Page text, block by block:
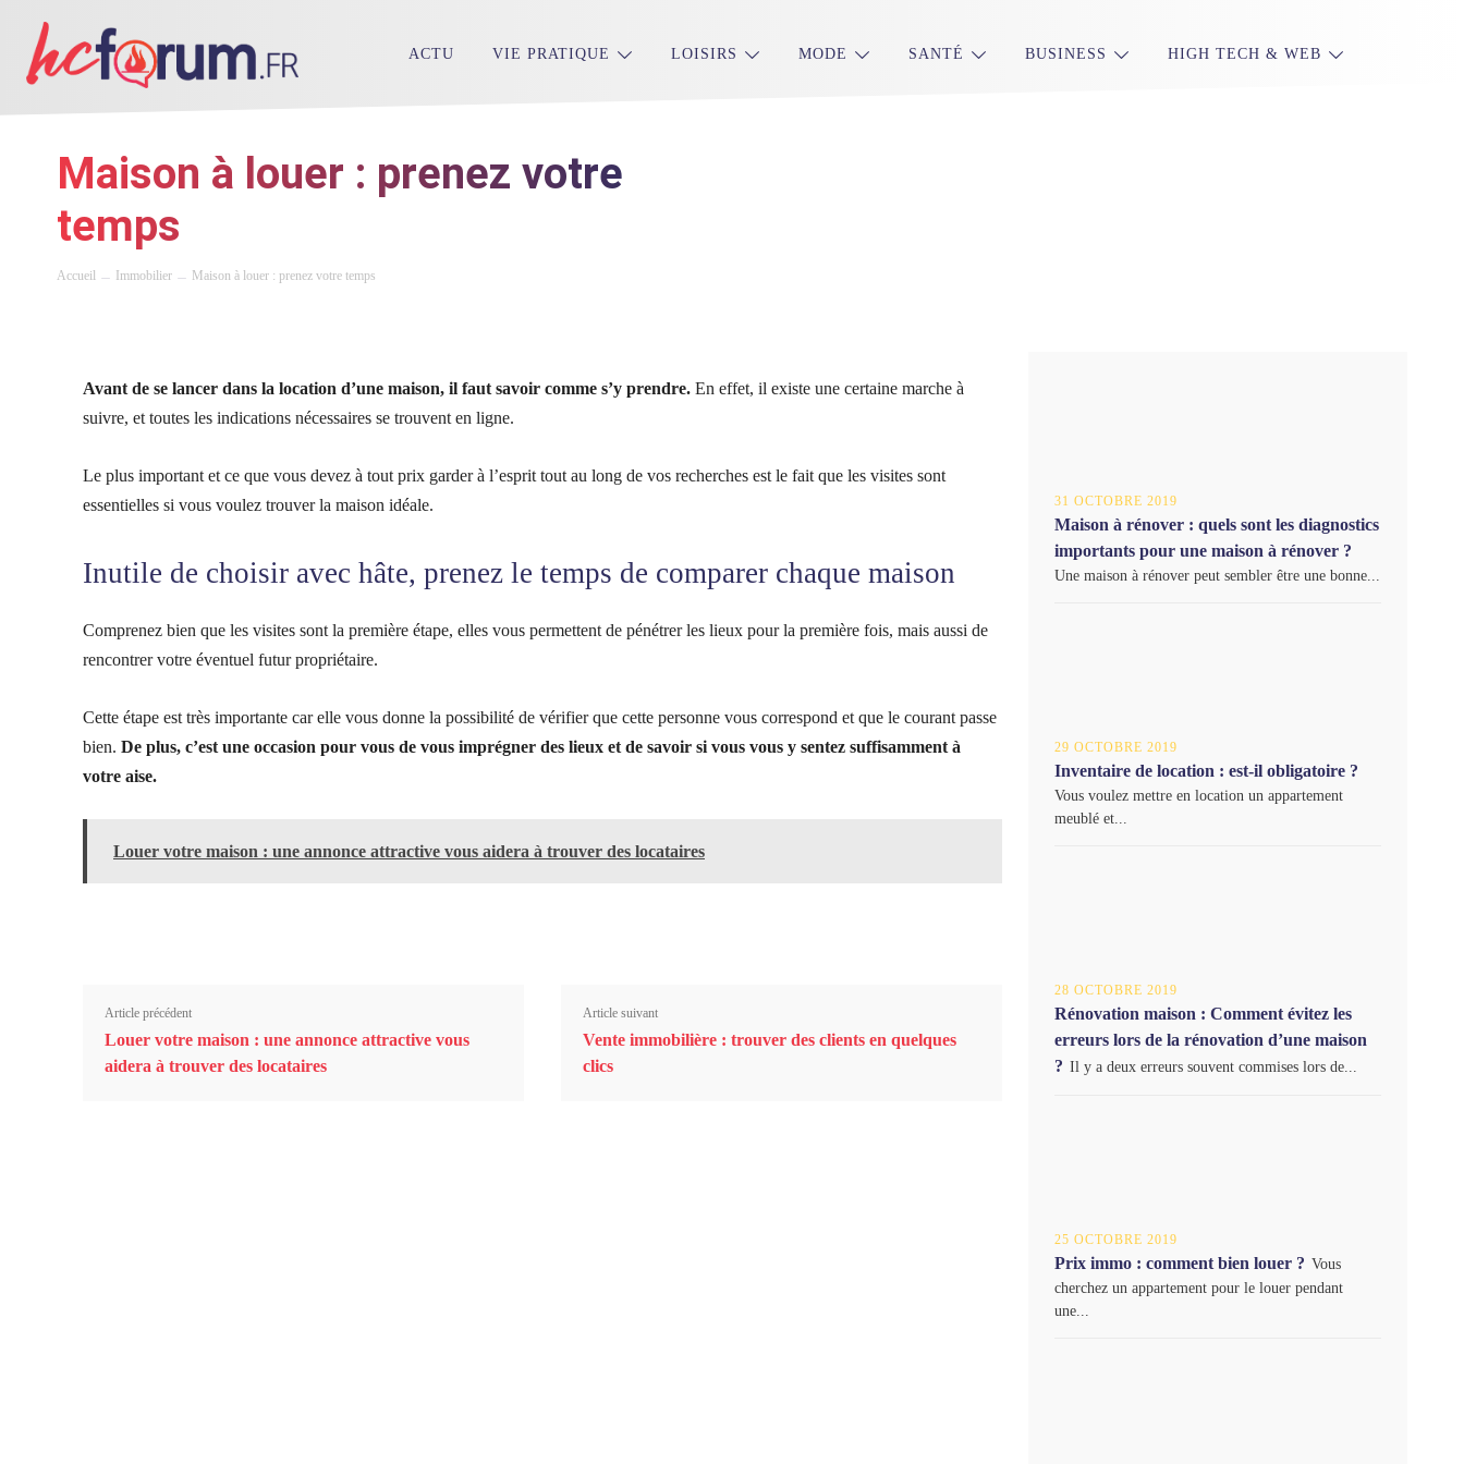
ACTU VIE PRATIQUE LOISIRS MODE SANTÉ BUSINESS HIGH TECH & WEB
Maison à louer : prenez votre
temps
Accueil Immobilier Maison à louer : prenez votre temps
Avant de se lancer dans la location d’une maison, il faut savoir comme s’y prendre. En effet, il existe une certaine marche à
suivre, et toutes les indications nécessaires se trouvent en ligne.
Le plus important et ce que vous devez à tout prix garder à l’esprit tout au long de vos recherches est le fait que les visites sont
essentielles si vous voulez trouver la maison idéale.
Inutile de choisir avec hâte, prenez le temps de comparer chaque maison
Comprenez bien que les visites sont la première étape, elles vous permettent de pénétrer les lieux pour la première fois, mais aussi de
rencontrer votre éventuel futur propriétaire.
Cette étape est très importante car elle vous donne la possibilité de vérifier que cette personne vous correspond et que le courant passe
bien. De plus, c’est une occasion pour vous de vous imprégner des lieux et de savoir si vous vous y sentez suffisamment à
votre aise.
Louer votre maison : une annonce attractive vous aidera à trouver des locataires
Article précédent
Louer votre maison : une annonce attractive vous
aidera à trouver des locataires
Article suivant
Vente immobilière : trouver des clients en quelques
clics
31 OCTOBRE 2019
Maison à rénover : quels sont les diagnostics
importants pour une maison à rénover ?
Une maison à rénover peut sembler être une bonne...
29 OCTOBRE 2019
Inventaire de location : est-il obligatoire ?
Vous voulez mettre en location un appartement
meublé et...
28 OCTOBRE 2019
Rénovation maison : Comment évitez les
erreurs lors de la rénovation d’une maison
? Il y a deux erreurs souvent commises lors de...
25 OCTOBRE 2019
Prix immo : comment bien louer ? Vous
cherchez un appartement pour le louer pendant
une...